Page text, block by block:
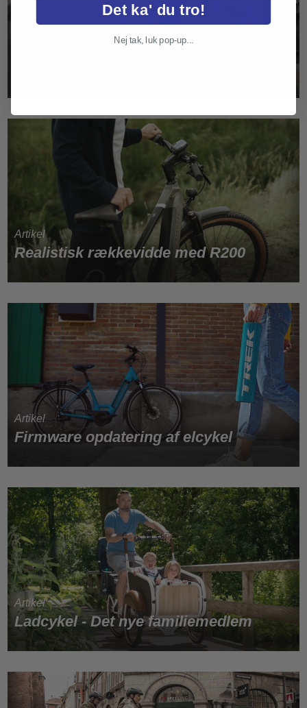
Realistisk rækkevidde med R200
Firmware opdatering af elcykel
Ladcykel - Det nye familiemedlem
Det ka' du tro!
Nej tak, luk pop-up...